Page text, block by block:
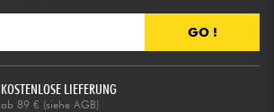
GO !
KOSTENLOSE LIEFERUNG
ab 89 € (siehe AGB)